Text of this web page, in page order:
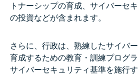
トナーシップの育成、サイバーセ
の投資などが含まれます。
さらに、行政は、熟練したサイバ
育成するための教育・訓練プログ
サイバーセキュリティ基準を施行